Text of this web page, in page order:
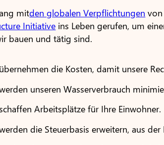
mitden globalen Verpflichtungen
Initiative ins Leben gerufen, um
bauen und tätig sind.
die Kosten, damit unsere
unseren Wasserverbrauch
Arbeitsplätze für Ihre Einwohner.
die Steuerbasis erweitern, aus